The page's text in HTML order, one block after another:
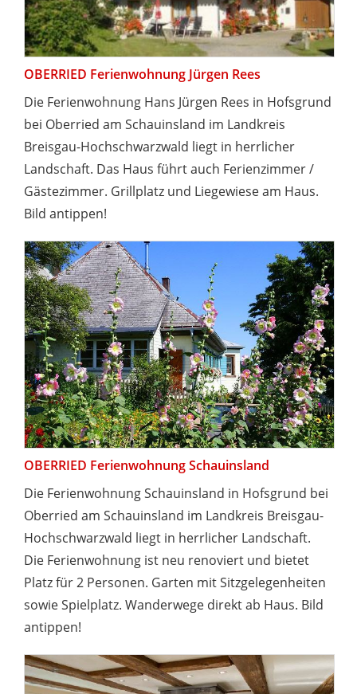
OBERRIED Ferienwohnung Jürgen Rees
Die Ferienwohnung Hans Jürgen Rees in Hofsgrund
bei Oberried am Schauinsland im Landkreis
Breisgau-Hochschwarzwald liegt in herrlicher
Landschaft. Das Haus führt auch Ferienzimmer /
Gästezimmer. Grillplatz und Liegewiese am Haus.
Bild antippen!
OBERRIED Ferienwohnung Schauinsland
Die Ferienwohnung Schauinsland in Hofsgrund bei
Oberried am Schauinsland im Landkreis Breisgau-
Hochschwarzwald liegt in herrlicher Landschaft.
Die Ferienwohnung ist neu renoviert und bietet
Platz für 2 Personen. Garten mit Sitzgelegenheiten
sowie Spielplatz. Wanderwege direkt ab Haus. Bild
antippen!